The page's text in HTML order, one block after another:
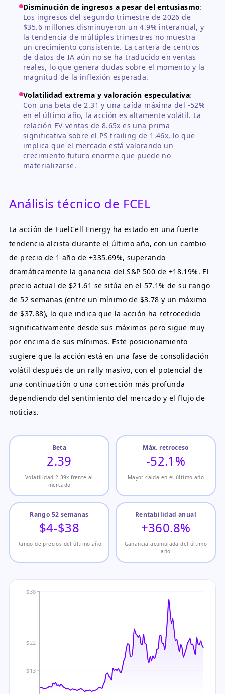
Disminución de ingresos a pesar del entusiasmo:
Los ingresos del segundo trimestre de 2026 de
$35.6 millones disminuyeron un 4.9% interanual, y
la tendencia de múltiples trimestres no muestra
un crecimiento consistente. La cartera de centros
de datos de IA aún no se ha traducido en ventas
reales, lo que genera dudas sobre el momento y la
magnitud de la inflexión esperada.
Volatilidad extrema y valoración especulativa:
Con una beta de 2.31 y una caída máxima del -52%
en el último año, la acción es altamente volátil. La
relación EV-ventas de 8.65x es una prima
significativa sobre el PS trailing de 1.46x, lo que
implica que el mercado está valorando un
crecimiento futuro enorme que puede no
materializarse.
Análisis técnico de FCEL
La acción de FuelCell Energy ha estado en una fuerte
tendencia alcista durante el último año, con un cambio
de precio de 1 año de +335.69%, superando
dramáticamente la ganancia del S&P 500 de +18.19%. El
precio actual de $21.61 se sitúa en el 57.1% de su rango
de 52 semanas (entre un mínimo de $3.78 y un máximo
de $37.88), lo que indica que la acción ha retrocedido
significativamente desde sus máximos pero sigue muy
por encima de sus mínimos. Este posicionamiento
sugiere que la acción está en una fase de consolidación
volátil después de un rally masivo, con el potencial de
una continuación o una corrección más profunda
dependiendo del sentimiento del mercado y el flujo de
noticias.
Beta
2.39
Volatilidad 2.39x frente al
mercado
Máx. retroceso
-52.1%
Mayor caída en el último año
Rango 52 semanas
$4-$38
Rango de precios del último año
Rentabilidad anual
+360.8%
Ganancia acumulada del último
año
$13
$22
$38